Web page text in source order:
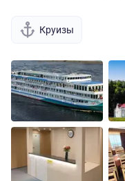
Круизы